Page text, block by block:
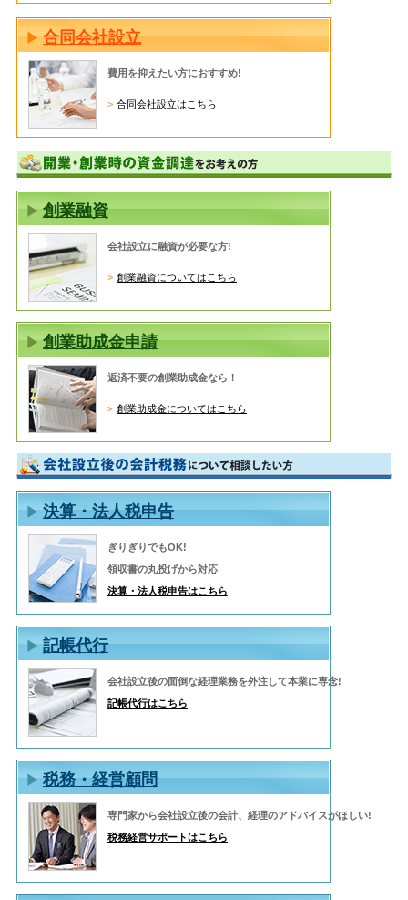
合同会社設立
費用を抑えたい方におすすめ!
合同会社設立はこちら
創業融資
会社設立に融資が必要な方!
創業融資についてはこちら
創業助成金申請
返済不要の創業助成金なら！
創業助成金についてはこちら
決算・法人税申告
ぎりぎりでもOK!
領収書の丸投げから対応
決算・法人税申告はこちら
記帳代行
会社設立後の面倒な経理業務を外注して本業に専念!
記帳代行はこちら
税務・経営顧問
専門家から会社設立後の会計、経理のアドバイスがほしい!
税務経営サポートはこちら